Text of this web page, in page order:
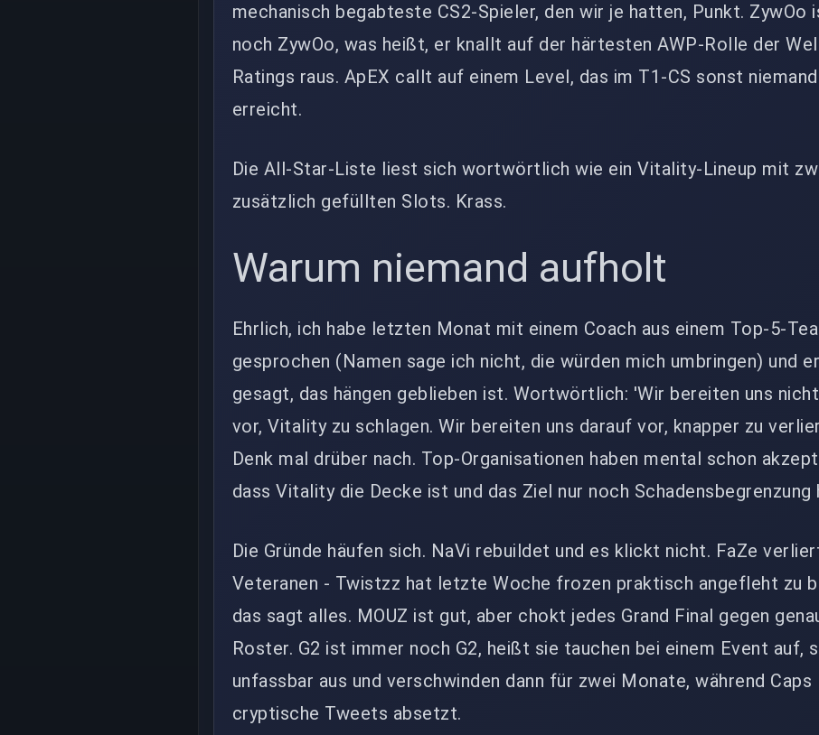
mechanisch begabteste CS2-Spieler, den wir je hatten, Punkt. ZywOo
noch ZywOo, was heißt, er knallt auf der härtesten AWP-Rolle der
Ratings raus. ApEX callt auf einem Level, das im T1-CS sonst niemand
erreicht.
Die All-Star-Liste liest sich wortwörtlich wie ein Vitality-Lineup mit
zusätzlich gefüllten Slots. Krass.
Warum niemand aufholt
Ehrlich, ich habe letzten Monat mit einem Coach aus einem Top-5-
gesprochen (Namen sage ich nicht, die würden mich umbringen) und
gesagt, das hängen geblieben ist. Wortwörtlich: 'Wir bereiten uns
vor, Vitality zu schlagen. Wir bereiten uns darauf vor, knapper zu
Denk mal drüber nach. Top-Organisationen haben mental schon
dass Vitality die Decke ist und das Ziel nur noch Schadensbegrenzung
Die Gründe häufen sich. NaVi rebuildet und es klickt nicht. FaZe
Veteranen - Twistzz hat letzte Woche frozen praktisch angefleht zu
das sagt alles. MOUZ ist gut, aber chokt jedes Grand Final gegen
Roster. G2 ist immer noch G2, heißt sie tauchen bei einem Event auf,
unfassbar aus und verschwinden dann für zwei Monate, während Caps
cryptische Tweets absetzt.